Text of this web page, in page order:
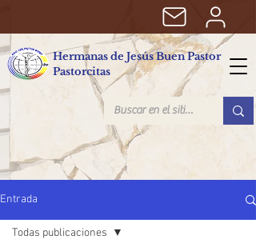
Hermanas de Jesús Buen Pastor
Pastorcitas
Entrada
Todas publicaciones